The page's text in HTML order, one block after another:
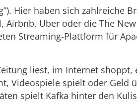
Hier haben sich zahlreiche
Airbnb, Uber oder die The
Streaming-Plattform für
liest, im Internet shoppt,
Videospiele spielt oder Geld
spielt Kafka hinter den